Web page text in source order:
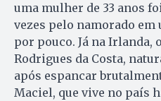
uma mulher de 33 anos
vezes pelo namorado em
por pouco. Já na Irlanda,
Rodrigues da Costa,
após espancar
Maciel, que vive no país